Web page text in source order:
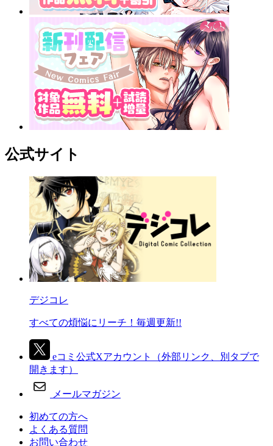
公式サイト
デジコレ
すべての煩悩にリーチ！毎週更新!!
eコミ公式Xアカウント
（外部リンク、別タブで
開きます）
メールマガジン
初めての方へ
よくある質問
お問い合わせ